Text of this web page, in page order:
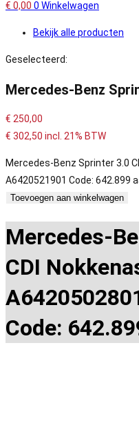
€ 0,00 0 Winkelwagen
Bekijk alle producten
Geselecteerd:
Mercedes-Benz
€ 250,00
€ 302,50 incl. 21% BTW
Mercedes-Benz Sprinter 3.0
A6420521901 Code: 642.899
Toevoegen aan winkelwagen
Mercedes-
CDI
Code: